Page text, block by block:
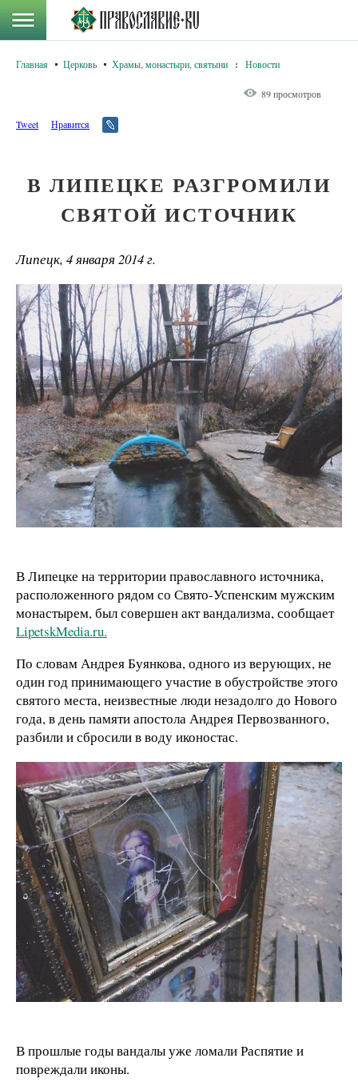
Главная Церковь Храмы, монастыри, святыни : Новости
89 просмотров
Tweet Нравится
В ЛИПЕЦКЕ РАЗГРОМИЛИ
СВЯТОЙ ИСТОЧНИК
Липецк, 4 января 2014 г.
В Липецке на территории православного источника,
расположенного рядом со Свято-Успенским мужским
монастырем, был совершен акт вандализма, сообщает
Lipetsk­Media.ru.
По словам Андрея Буянкова, одного из верующих, не
один год принимающего участие в обустройстве этого
святого места, неизвестные люди незадолго до Нового
года, в день памяти апостола Андрея Первозванного,
разбили и сбросили в воду иконостас.
В прошлые годы вандалы уже ломали Распятие и
повреждали иконы.